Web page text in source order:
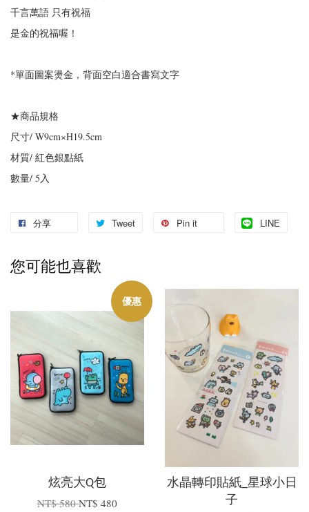
千言萬語 只有祝福
是金的祝福喔！
*單面圖案燙金，背面空白適合書寫文字
★商品規格
尺寸/ W9cm×H19.5cm
材質/ 紅色銀點紙
數量/ 5 入
分享 Tweet Pin it LINE
您可能也喜歡
優惠
炫亮大Q包
NT$ 580NT$ 480
水晶轉印貼紙_星球小日
子